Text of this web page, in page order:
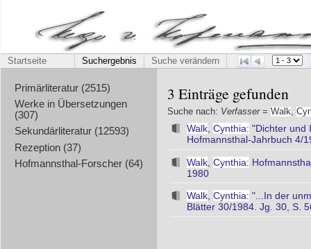
Startseite Suchergebnis Suche verändern
Primärliteratur (2515)
Werke in Übersetzungen
(307)
Sekundärliteratur (12593)
Rezeption (37)
Hofmannsthal-Forscher (64)
3 Einträge gefunden
Suche nach: Verfasser= Walk
Walk, Cynthia: "Dichter und
Hofmannsthal-Jahrbuch 4/
Walk Cynthia:
1980
Walk Cynthia: "...In der
Blätter 30/1984. Jg. 30, S.